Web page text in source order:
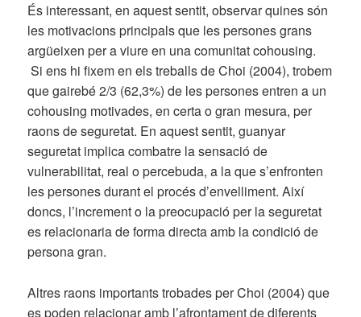
És interessant, en aquest sentit, observar quines són
les motivacions principals que les persones grans
argüeixen per a viure en una comunitat cohousing.
Si ens hi fixem en els treballs de Choi (2004), trobem
que gairebé 2/3 (62,3%) de les persones entren a un
cohousing motivades, en certa o gran mesura, per
raons de seguretat. En aquest sentit, guanyar
seguretat implica combatre la sensació de
vulnerabilitat, real o percebuda, a la que s’enfronten
les persones durant el procés d’envelliment. Així
doncs, l’increment o la preocupació per la seguretat
es relacionaria de forma directa amb la condició de
persona gran.
Altres raons importants trobades per Choi (2004) que
es poden relacionar amb l’afrontament de diferents